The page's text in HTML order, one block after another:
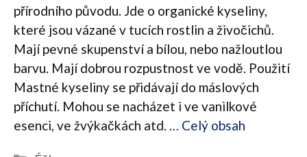
přírodního původu. Jde o organické kyseliny,
které jsou vázané v tucích rostlin a živočichů.
Mají pevné skupenství a bílou, nebo nažloutlou
barvu. Mají dobrou rozpustnost ve vodě. Použití
Mastné kyseliny se přidávají do máslových
příchutí. Mohou se nacházet i ve vanilkové
esenci, ve žvýkačkách atd. … Celý obsah